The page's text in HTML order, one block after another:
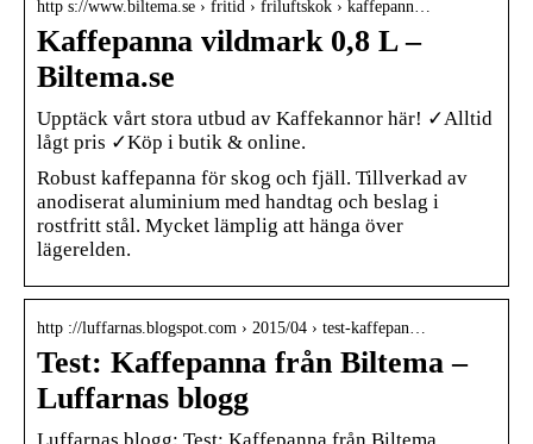
http s://www.biltema.se › fritid › friluftskok › kaffepann…
Kaffepanna vildmark 0,8 L –
Biltema.se
Upptäck vårt stora utbud av Kaffekannor här! ✓Alltid
lågt pris ✓Köp i butik & online.
Robust kaffepanna för skog och fjäll. Tillverkad av
anodiserat aluminium med handtag och beslag i
rostfritt stål. Mycket lämplig att hänga över
lägerelden.
http ://luffarnas.blogspot.com › 2015/04 › test-kaffepan…
Test: Kaffepanna från Biltema –
Luffarnas blogg
Luffarnas blogg: Test: Kaffepanna från Biltema